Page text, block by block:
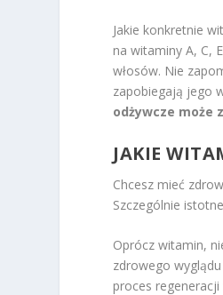
Jakie konkretnie
na witaminy A, C,
włosów. Nie
zapobiegają jego
odżywcze może
JAKIE
Chcesz mieć
Szczególnie
Oprócz witamin,
zdrowego
proces regeneracji